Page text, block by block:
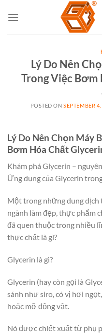
Lý Do Nên
Trong Việc Bơm
POSTED ONSEPTEMBER
Lý Do Nên Chọn Máy
Bơm Hóa Chất
Khám phá Glycerin –
Ứng dụng của Glycerin
Một trong những dung
ngành làm đẹp, thực phẩm
đã quen thuộc trong nhiều
thực chất là gì?
Glycerin là gì?
Glycerin (hay còn gọi là
sánh như siro, có vị hơi
hoặc mỡ động vật.
Nó được chiết xuất từ phụ